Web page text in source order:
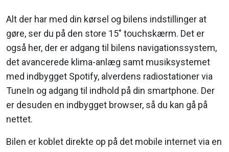
Alt der har med din kørsel og bilens indstillinger at
gøre, ser du på den store 15" touchskærm. Det er
også her, der er adgang til bilens navigationssystem,
det avancerede klima-anlæg samt musiksystemet
med indbygget Spotify, alverdens radiostationer via
TuneIn og adgang til indhold på din smartphone. Der
er desuden en indbygget browser, så du kan gå på
nettet.
Bilen er koblet direkte op på det mobile internet via en